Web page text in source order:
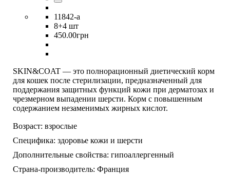
11842-а
8+4 шт
450.00грн
SKIN&COAT — это полнорационный диетический корм
для кошек после стерилизации, предназначенный для
поддержания защитных функций кожи при дерматозах и
чрезмерном выпадении шерсти. Корм с повышенным
содержанием незаменимых жирных кислот.
Возраст: взрослые
Специфика: здоровье кожи и шерсти
Дополнительные свойства: гипоаллергенный
Страна-производитель: Франция